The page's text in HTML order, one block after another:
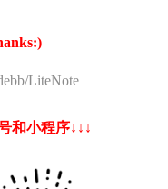
LiteNote
和小程序↓↓↓